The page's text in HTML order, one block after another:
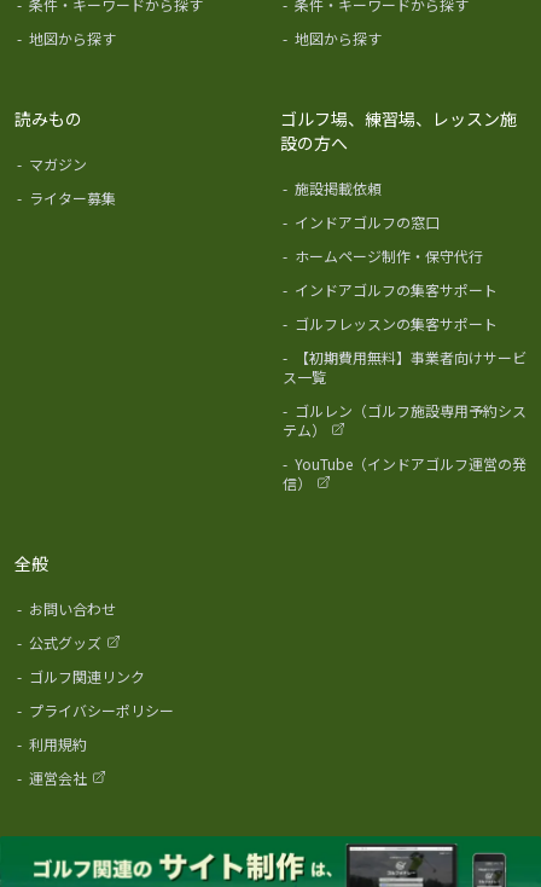
- 地図から探す
- 地図から探す
読みもの
- マガジン
- ライター募集
ゴルフ場、練習場、レッスン施
設の方へ
- 施設掲載依頼
- インドアゴルフの窓口
- ホームページ制作・保守代行
- インドアゴルフの集客サポート
- ゴルフレッスンの集客サポート
-
【初期費用無料】事業者向けサービ
ス一覧
- ゴルレン（ゴルフ施設専用予約シス
テム）
- YouTube（インドアゴルフ運営の発
信）
全般
- お問い合わせ
- 公式グッズ
- ゴルフ関連リンク
- プライバシーポリシー
- 利用規約
- 運営会社